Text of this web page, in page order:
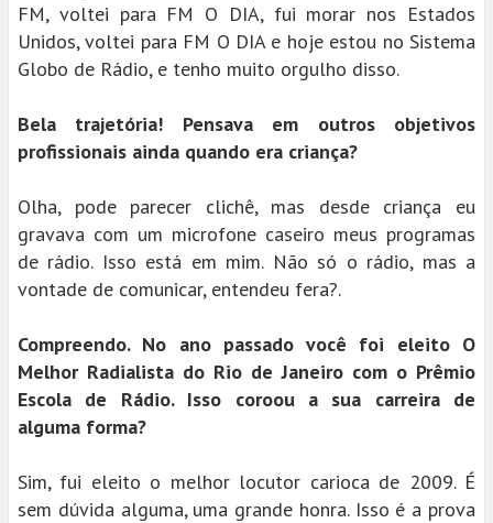
FM, voltei para FM O DIA, fui morar nos Estados
Unidos, voltei para FM O DIA e hoje estou no Sistema
Globo de Rádio, e tenho muito orgulho disso.
Bela trajetória! Pensava em outros objetivos
profissionais ainda quando era criança?
Olha, pode parecer clichê, mas desde criança eu
gravava com um microfone caseiro meus programas
de rádio. Isso está em mim. Não só o rádio, mas a
vontade de comunicar, entendeu fera?.
Compreendo. No ano passado você foi eleito O
Melhor Radialista do Rio de Janeiro com o Prêmio
Escola de Rádio. Isso coroou a sua carreira de
alguma forma?
Sim, fui eleito o melhor locutor carioca de 2009. É
sem dúvida alguma, uma grande honra. Isso é a prova